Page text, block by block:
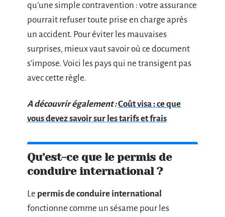
qu’une simple contravention : votre assurance
pourrait refuser toute prise en charge après
un accident. Pour éviter les mauvaises
surprises, mieux vaut savoir où ce document
s’impose. Voici les pays qui ne transigent pas
avec cette règle.
A découvrir également :Coût visa : ce que
vous devez savoir sur les tarifs et frais
Qu’est-ce que le permis de
conduire international ?
Le permis de conduire international
fonctionne comme un sésame pour les